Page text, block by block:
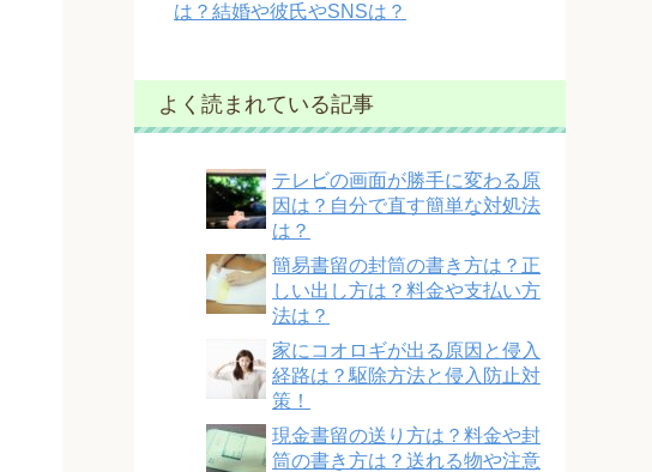
は？結婚や彼氏やSNSは？
よく読まれている記事
テレビの画面が勝手に変わる原
因は？自分で直す簡単な対処法
は？
簡易書留の封筒の書き方は？正
しい出し方は？料金や支払い方
法は？
家にコオロギが出る原因と侵入
経路は？駆除方法と侵入防止対
策！
現金書留の送り方は？料金や封
筒の書き方は？送れる物や注意